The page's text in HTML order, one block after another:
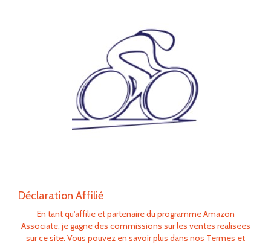
Déclaration Affilié
En tant qu'affilie et partenaire du programme Amazon
Associate, je gagne des commissions sur les ventes realisees
sur ce site. Vous pouvez en savoir plus dans nos Termes et